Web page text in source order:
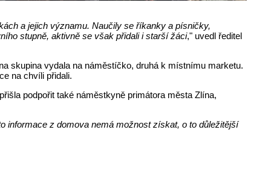
a jejich významu. Naučily se říkanky a písničky,
stupně, aktivně se však přidali i starší žáci," uvedl ředitel
skupina vydala na náměstíčko, druhá k místnímu marketu.
na chvíli přidali.
podpořit také náměstkyně primátora města Zlína,
informace z domova nemá možnost získat, o to důležitější